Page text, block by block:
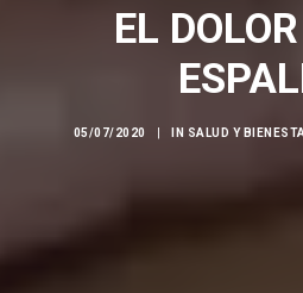
EL
05/07/2020 IN SALUD Y